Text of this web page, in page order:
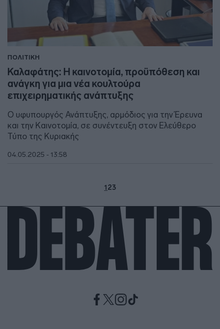
ΠΟΛΙΤΙΚΗ
Καλαφάτης: Η καινοτομία, προϋπόθεση και
ανάγκη για μια νέα κουλτούρα
επιχειρηματικής ανάπτυξης
Ο υφυπουργός Ανάπτυξης, αρμόδιος για την Έρευνα
και την Καινοτομία, σε συνέντευξη στον Ελεύθερο
Τύπο της Κυριακής
04.05.2025 - 13:58
123